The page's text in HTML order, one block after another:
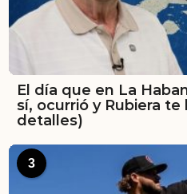
El día que en La
sí, ocurrió y Rubiera
detalles)
3